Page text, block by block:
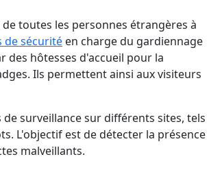
toutes les personnes étrangères à
de sécurité en charge du gardiennage
des hôtesses d'accueil pour la
Ils permettent ainsi aux visiteurs
surveillance sur différents sites, tels
L'objectif est de détecter la présence
malveillants.